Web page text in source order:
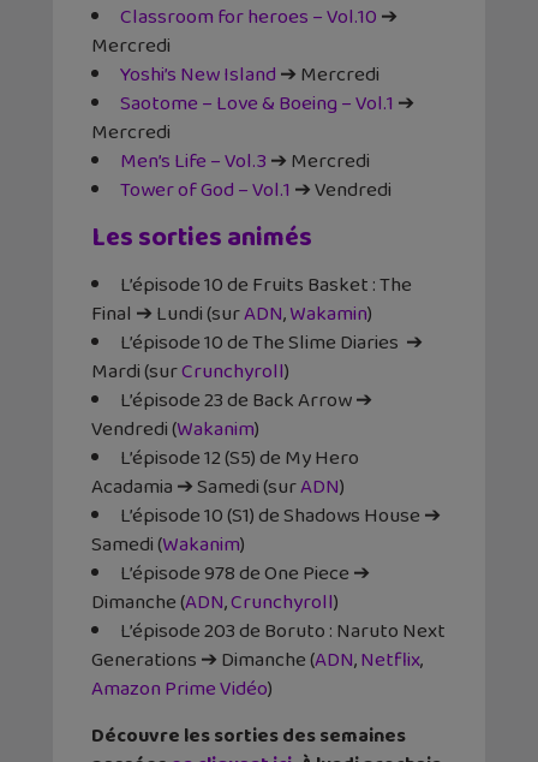
Classroom for heroes – Vol.10➔
Mercredi
Yoshi’s New Island➔ Mercredi
Saotome – Love & Boeing – Vol.1 ➔
Mercredi
Men’s Life – Vol.3➔ Mercredi
Tower of God – Vol.1 ➔ Vendredi
Les sorties animés
L’épisode 10 de Fruits Basket : The
Final ➔ Lundi (surADN,Wakamin)
L’épisode 10 de The Slime Diaries ➔
Mardi (surCrunchyroll)
L’épisode 23 de Back Arrow ➔
Vendredi (Wakanim)
L’épisode 12 (S5) de My Hero
Acadamia ➔ Samedi (surADN)
L’épisode 10 (S1) de Shadows House ➔
Samedi (Wakanim)
L’épisode 978 de One Piece ➔
Dimanche (ADN,Crunchyroll)
L’épisode 203 de Boruto : Naruto Next
Generations ➔ Dimanche (ADN,Netflix,
Amazon Prime Vidéo)
Découvre les sorties des semaines